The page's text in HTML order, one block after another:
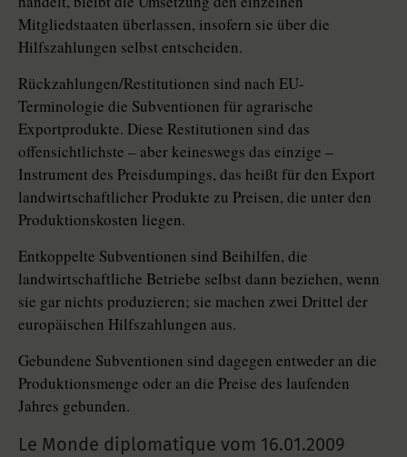
Mitgliedstaaten überlassen, insofern sie über die
Hilfszahlungen selbst entscheiden.
Rückzahlungen/Restitutionen sind nach EU-
Terminologie die Subventionen für agrarische
Exportprodukte. Diese Restitutionen sind das
offensichtlichste – aber keineswegs das einzige –
Instrument des Preisdumpings, das heißt für den Export
landwirtschaftlicher Produkte zu Preisen, die unter den
Produktionskosten liegen.
Entkoppelte Subventionen sind Beihilfen, die
landwirtschaftliche Betriebe selbst dann beziehen, wenn
sie gar nichts produzieren; sie machen zwei Drittel der
europäischen Hilfszahlungen aus.
Gebundene Subventionen sind dagegen entweder an die
Produktionsmenge oder an die Preise des laufenden
Jahres gebunden.
Le Monde diplomatique vom 16.01.2009